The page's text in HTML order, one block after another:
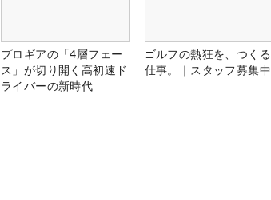
プロギアの「4層フェー
ス」が切り開く高初速ド
ライバーの新時代
ゴルフの熱狂を、つくる
仕事。｜スタッフ募集中